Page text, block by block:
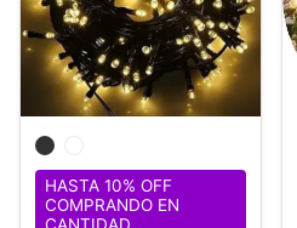
HASTA 10% OFF
COMPRANDO EN